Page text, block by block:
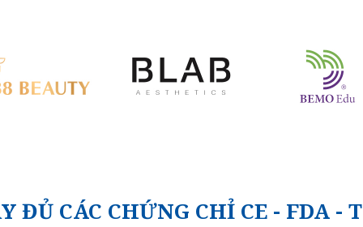
ĐỦ CÁC CHỨNG CHỈ CE - FDA -